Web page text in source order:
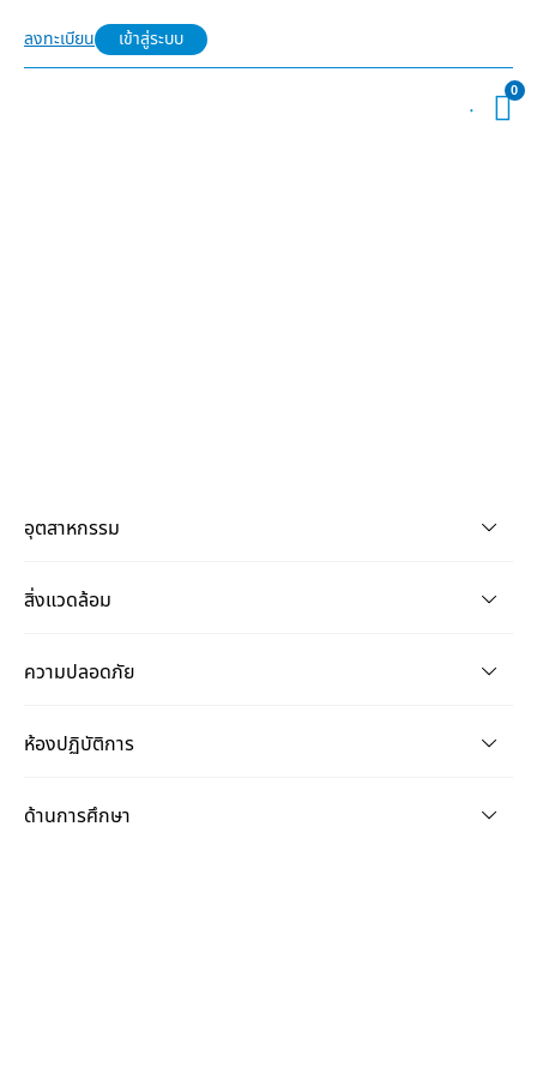
ลงทะเบียน เข้าสู่ระบบ
0
อุตสาหกรรม
สิ่งแวดล้อม
ความปลอดภัย
ห้องปฏิบัติการ
ด้านการศึกษา